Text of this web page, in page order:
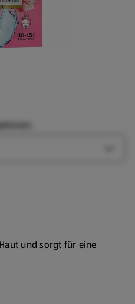
und sorgt für eine